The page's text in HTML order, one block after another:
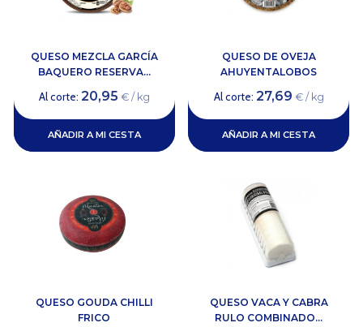
QUESO MEZCLA GARCÍA
BAQUERO RESERVA...
Al corte: 20,95 € / kg
AÑADIR A MI CESTA
QUESO DE OVEJA
AHUYENTALOBOS
Al corte: 27,69 € / kg
AÑADIR A MI CESTA
QUESO GOUDA CHILLI
FRICO
QUESO VACA Y CABRA
RULO COMBINADO...